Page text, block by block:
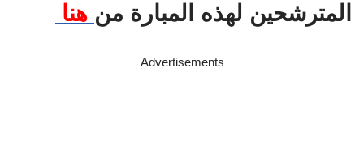
المترشحين لهذه المبارة من هنا
Advertisements